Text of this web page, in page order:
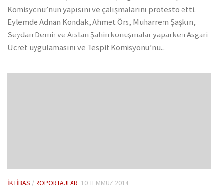
Komisyonu’nun yapısını ve çalışmalarını protesto etti.
Eylemde Adnan Kondak, Ahmet Örs, Muharrem Şaşkın,
Seydan Demir ve Arslan Şahin konuşmalar yaparken Asgari
Ücret uygulamasını ve Tespit Komisyonu’nu...
İKTIBAS /RÖPORTAJLAR 10 TEMMUZ 2014